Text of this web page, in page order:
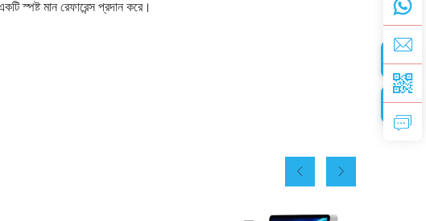
স্পষ্ট মান রেফারেন্স প্রদান করে।